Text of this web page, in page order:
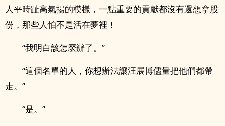
人平時趾高氣揚的模樣，一點重要的貢獻都沒有還想拿股
份，那些人怕不是活在夢裡！
“我明白該怎麼辦了。”
“這個名單的人，你想辦法讓汪展博儘量把他們都帶
走。”
“是。”